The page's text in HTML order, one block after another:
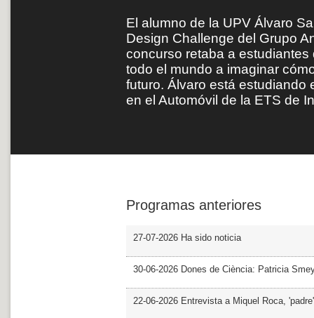
El alumno de la UPV Álvaro
Design Challenge del Grupo
concurso retaba a
todo el mundo a imaginar
futuro. Álvaro está estudiando
en el Automóvil de la ETS de
Programas anteriores
27-07-2026 Ha sido noticia
30-06-2026 Dones de Ciència: Patricia
22-06-2026 Entrevista a Miquel Roca,